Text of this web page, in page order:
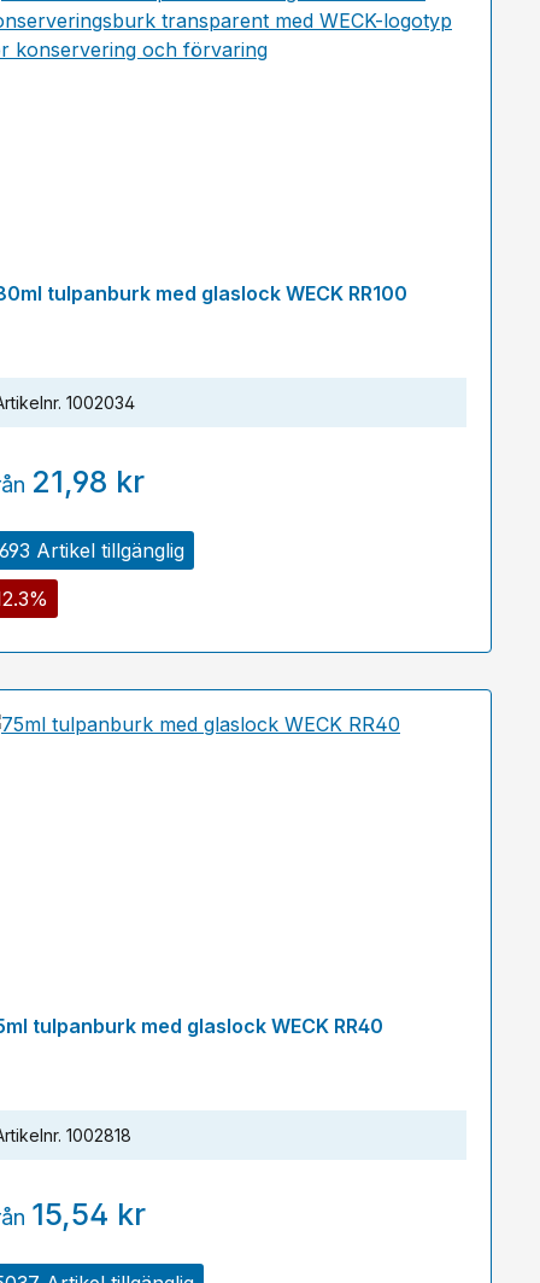
Artikel tillgänglig
tulpanburk med glaslock WECK RR100
1002034
21,98 kr
tulpanburk med glaslock WECK RR40
1002818
15,54 kr